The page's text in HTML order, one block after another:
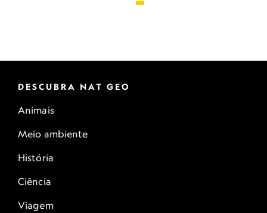
DESCUBRA NAT GEO
Animais
Meio ambiente
História
Ciência
Viagem